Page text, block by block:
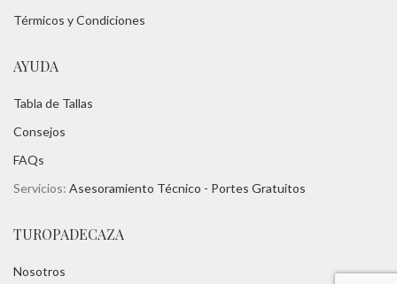
Térmicos y Condiciones
AYUDA
Tabla de Tallas
Consejos
FAQs
Servicios: Asesoramiento Técnico - Portes Gratuitos
TUROPADECAZA
Nosotros